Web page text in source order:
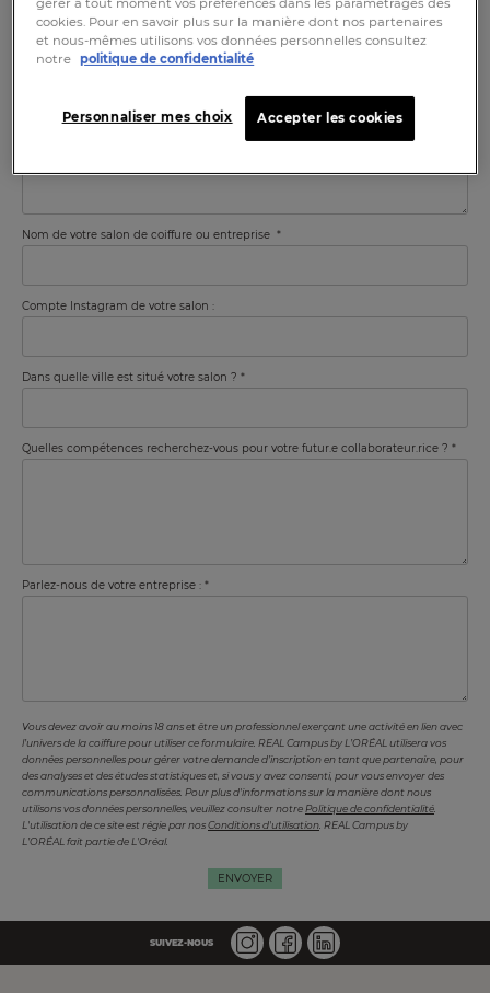
Email
Nom de votre salon de coiffure ou entreprise
Compte Instagram de votre salon :
Dans quelle ville est situé votre salon ?
Quelles compétences recherchez-vous pour votre futur.e collaborateur.rice ?
Parlez-nous de votre entreprise :
Vous devez avoir au moins 18 ans et être un professionnel exerçant une activité en lien avec
l’univers de la coiffure pour utiliser ce formulaire. REAL Campus by L’ORÉAL utilisera vos
données personnelles pour gérer votre demande d’inscription en tant que partenaire, pour
des analyses et des études statistiques et, si vous y avez consenti, pour vous envoyer des
communications personnalisées. Pour plus d'informations sur la manière dont nous
utilisons vos données personnelles, veuillez consulter notrePolitique de confidentialité.
L'utilisation de ce site est régie par nosConditions d'utilisation. REAL Campus by
L’ORÉAL fait partie de L'Oréal.
SUIVEZ-NOUS
cookies. Pour en savoir plus sur la manière dont nos partenaires
et nous-mêmes utilisons vos données personnelles consultez
notre politique de confidentialité
Accepter les cookies
Personnaliser mes choix